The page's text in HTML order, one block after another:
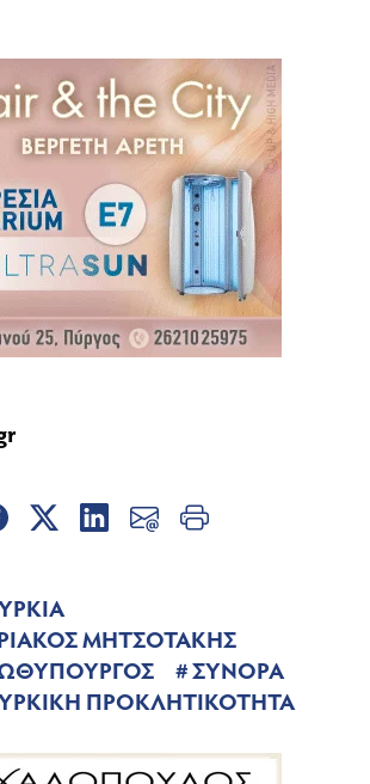
ΜΗΤΣΟΤΑΚΗΣ
ΣΥΝΟΡΑ
ΠΡΟΚΛΗΤΙΚΟΤΗΤΑ